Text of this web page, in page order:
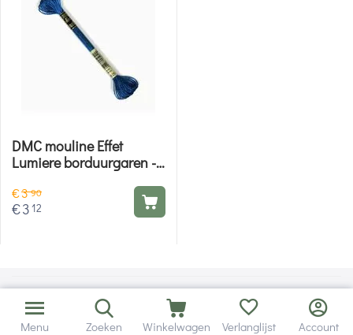
DMC mouline Effet
Lumiere borduurgaren -
€390
€312
Menu Zoeken Winkelwagen Verlanglijst Account